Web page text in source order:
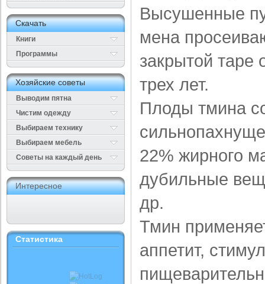
Cкачать
Книги
Программы
Хозяйские советы
Выводим пятна
Чистим одежду
Выбираем технику
Выбираем мебель
Cоветы на каждый день
Интересное
Статистика
Высушенные
мена
закрытой таре
трех лет.
Плоды тмина
22% жирного
дубильные
др.
Тмин
аппе­тит,